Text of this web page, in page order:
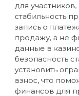
для
стабильность
запись о
продажу, а не
данные в
безопасность
установить
взнос, что
финансов для